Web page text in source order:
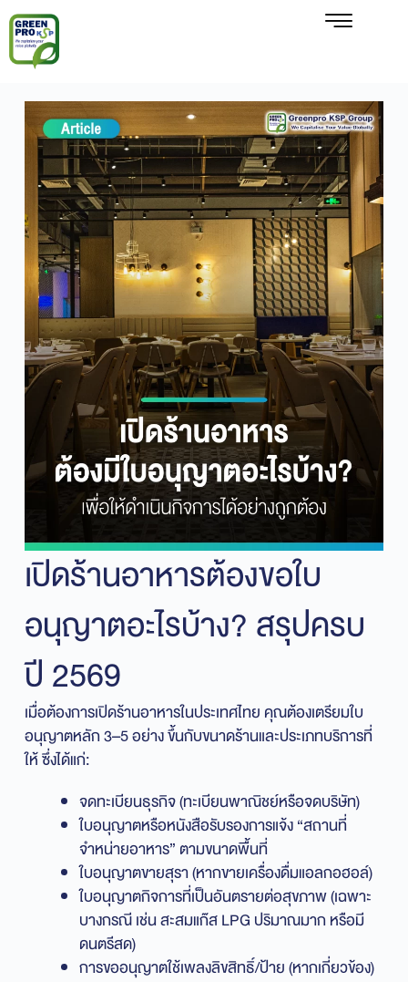
เปิดร้านอาหารต้องขอใบ
อนุญาตอะไรบ้าง? สรุปครบ
ปี 2569
เมื่อต้องการเปิดร้านอาหารในประเทศไทย คุณต้องเตรียมใบ
อนุญาตหลัก 3–5 อย่าง ขึ้นกับขนาดร้านและประเภทบริการที่
ให้ ซึ่งได้แก่:
จดทะเบียนธุรกิจ (ทะเบียนพาณิชย์หรือจดบริษัท)
ใบอนุญาตหรือหนังสือรับรองการแจ้ง “สถานที่
จำหน่ายอาหาร” ตามขนาดพื้นที่
ใบอนุญาตขายสุรา (หากขายเครื่องดื่มแอลกอฮอล์)
ใบอนุญาตกิจการที่เป็นอันตรายต่อสุขภาพ (เฉพาะ
บางกรณี เช่น สะสมแก๊ส LPG ปริมาณมาก หรือมี
ดนตรีสด)
การขออนุญาตใช้เพลงลิขสิทธิ์/ป้าย (หากเกี่ยวข้อง)